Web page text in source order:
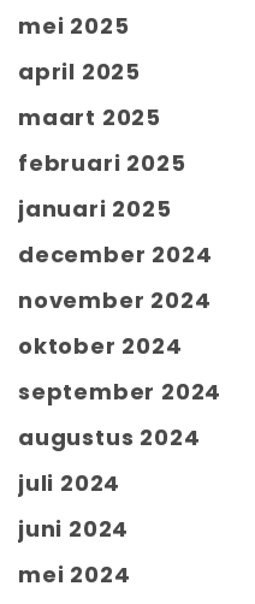
mei 2025
april 2025
maart 2025
februari 2025
januari 2025
december 2024
november 2024
oktober 2024
september 2024
augustus 2024
juli 2024
juni 2024
mei 2024